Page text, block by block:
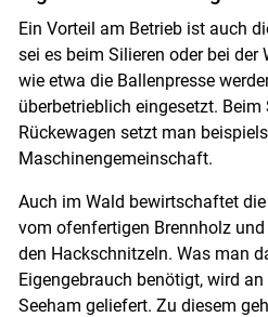
Ein Vorteil am Betrieb ist auch
sei es beim Silieren oder bei
wie etwa die Ballenpresse
überbetrieblich eingesetzt.
Rückewagen setzt man
Maschinengemeinschaft.
Auch im Wald bewirtschaftet
vom ofenfertigen Brennholz
den Hackschnitzeln. Was man
Eigengebrauch benötigt, wird
Seeham geliefert. Zu diesem